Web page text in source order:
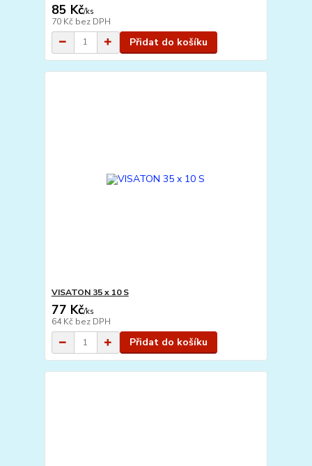
85 Kč/ks
70 Kč bez DPH
Přidat do košíku
VISATON 35 x 10 S
77 Kč/ks
64 Kč bez DPH
Přidat do košíku